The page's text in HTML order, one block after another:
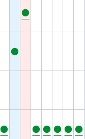
●
●
● ● ● ● ● ●